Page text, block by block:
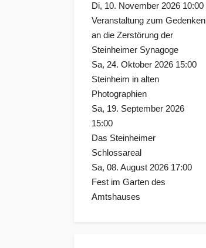
Di, 10. November 2026 10:00
Veranstaltung zum Gedenken
an die Zerstörung der
Steinheimer Synagoge
Sa, 24. Oktober 2026 15:00
Steinheim in alten
Photographien
Sa, 19. September 2026
15:00
Das Steinheimer
Schlossareal
Sa, 08. August 2026 17:00
Fest im Garten des
Amtshauses